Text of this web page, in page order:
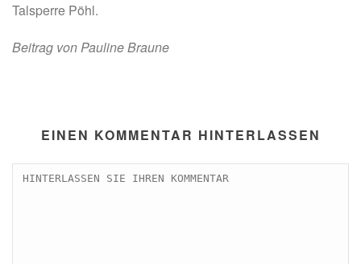
Talsperre Pöhl.
Beitrag von Pauline Braune
EINEN KOMMENTAR HINTERLASSEN